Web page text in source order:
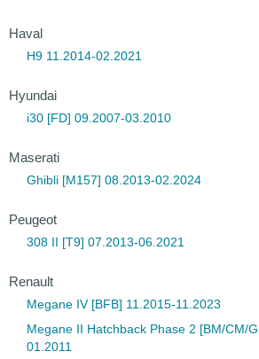
Haval
H9 11.2014-02.2021
Hyundai
i30 [FD] 09.2007-03.2010
Maserati
Ghibli [M157] 08.2013-02.2024
Peugeot
308 II [T9] 07.2013-06.2021
Renault
Megane IV [BFB] 11.2015-11.2023
Megane II Hatchback Phase 2 [BM/CM/
01.2011